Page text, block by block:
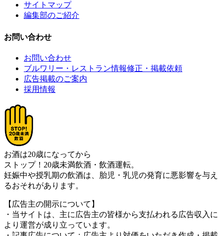
サイトマップ
編集部のご紹介
お問い合わせ
お問い合わせ
ブルワリー・レストラン情報修正・掲載依頼
広告掲載のご案内
採用情報
お酒は20歳になってから
ストップ！20歳未満飲酒・飲酒運転。
妊娠中や授乳期の飲酒は、胎児・乳児の発育に悪影響を与え
るおそれがあります。
【広告主の開示について】
・当サイトは、主に広告主の皆様から支払われる広告収入に
より運営が成り立っています。